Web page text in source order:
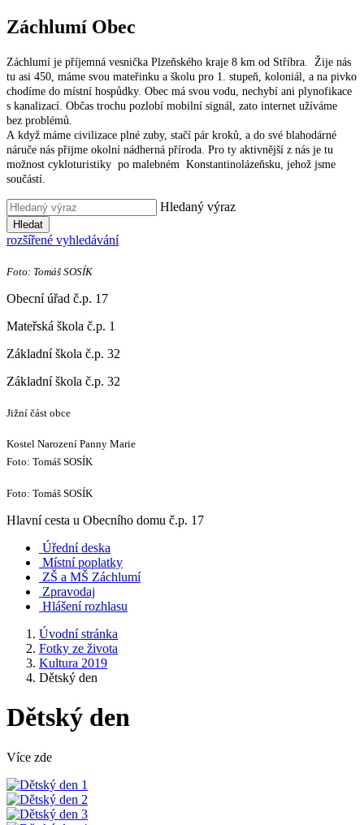
Záchlumí Obec
Záchlumí je příjemná vesnička Plzeňského kraje 8 km od Stříbra. Žije nás
tu asi 450, máme svou mateřinku a školu pro 1. stupeň, koloniál, a na pivko
chodíme do místní hospůdky. Obec má svou vodu, nechybí ani plynofikace
s kanalizací. Občas trochu pozlobí mobilní signál, zato internet užíváme
bez problémů.
A když máme civilizace plné zuby, stačí pár kroků, a do své blahodárné
náruče nás přijme okolní nádherná příroda. Pro ty aktivnější z nás je tu
možnost cykloturistiky po malebném Konstantinolázeňsku, jehož jsme
součástí.
Hledaný výraz
Hledat
rozšířené vyhledávání
Foto: Tomáš SOSÍK
Obecní úřad č.p. 17
Mateřská škola č.p. 1
Základní škola č.p. 32
Základní škola č.p. 32
Jižní část obce
Kostel Narození Panny Marie
Foto: Tomáš SOSÍK
Foto: Tomáš SOSÍK
Hlavní cesta u Obecního domu č.p. 17
Úřední deska
Místní poplatky
ZŠ a MŠ Záchlumí
Zpravodaj
Hlášení rozhlasu
Úvodní stránka
Fotky ze života
Kultura 2019
Dětský den
Dětský den
Více zde